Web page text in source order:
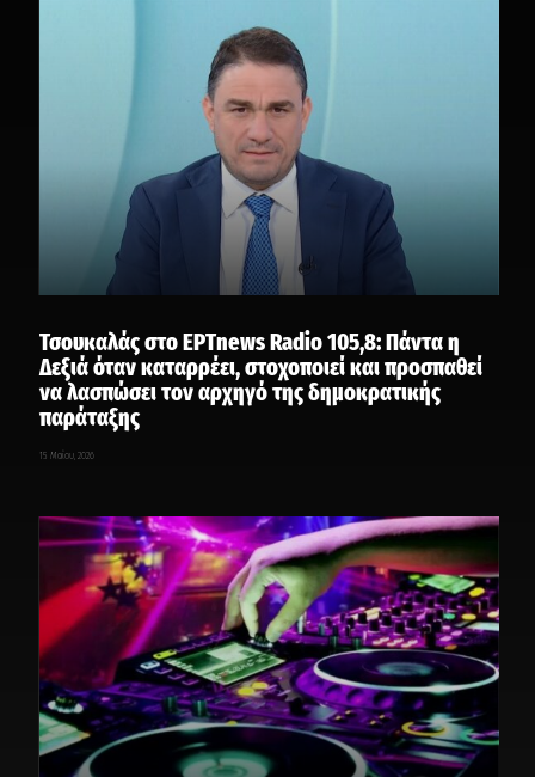
Τσουκαλάς στο ΕΡΤnews Radio 105,8: Πάντα η
Δεξιά όταν καταρρέει, στοχοποιεί και προσπαθεί
να λασπώσει τον αρχηγό της δημοκρατικής
παράταξης
15 Μαΐου, 2026